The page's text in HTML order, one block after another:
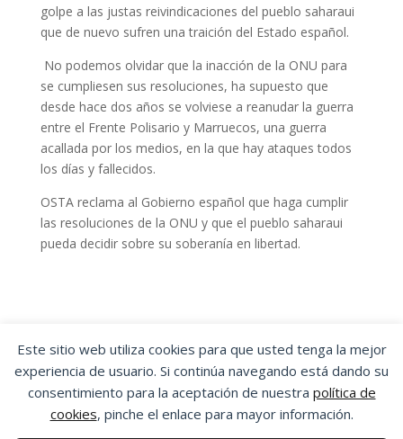
Este sitio web utiliza cookies para que usted tenga la mejor
experiencia de usuario. Si continúa navegando está dando su
consentimiento para la aceptación de nuestra política de
cookies, pinche el enlace para mayor información.
golpe a las justas reivindicaciones del pueblo saharaui
que de nuevo sufren una traición del Estado español.
No podemos olvidar que la inacción de la ONU para
se cumpliesen sus resoluciones, ha supuesto que
desde hace dos años se volviese a reanudar la guerra
entre el Frente Polisario y Marruecos, una guerra
acallada por los medios, en la que hay ataques todos
los días y fallecidos.
OSTA reclama al Gobierno español que haga cumplir
las resoluciones de la ONU y que el pueblo saharaui
pueda decidir sobre su soberanía en libertad.
OSTA
ORGANIZACIÓN SINDICAL DE
TRABAJADORES Y TRABAJADORAS DE ARAGÓN
Aviso Legal
Política de Privacidad